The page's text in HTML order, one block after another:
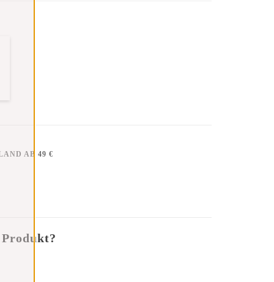
AB 49 €
Produkt?